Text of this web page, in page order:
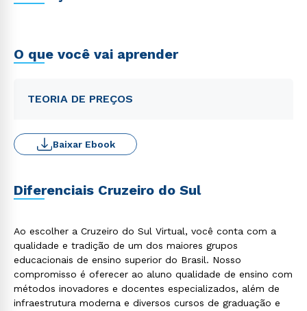
O que você vai aprender
TEORIA DE PREÇOS
Baixar Ebook
Diferenciais Cruzeiro do Sul
Ao escolher a Cruzeiro do Sul Virtual, você conta com a
qualidade e tradição de um dos maiores grupos
educacionais de ensino superior do Brasil. Nosso
compromisso é oferecer ao aluno qualidade de ensino com
métodos inovadores e docentes especializados, além de
infraestrutura moderna e diversos cursos de graduação e